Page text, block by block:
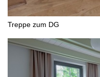
Treppe zum DG